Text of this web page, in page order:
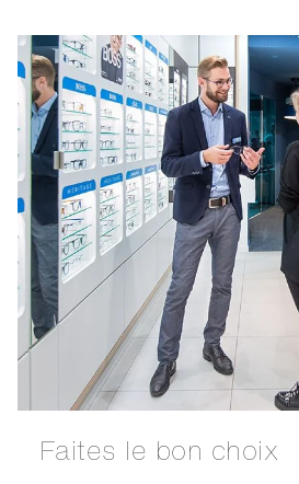
Faites le bon choix